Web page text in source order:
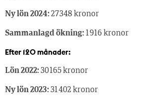
Ny lön 2024:27 348 kronor
Sammanlagd ökning:1 916 kronor
Efter 120 månader:
Lön 2022:30 165 kronor
Ny lön 2023:31 402 kronor